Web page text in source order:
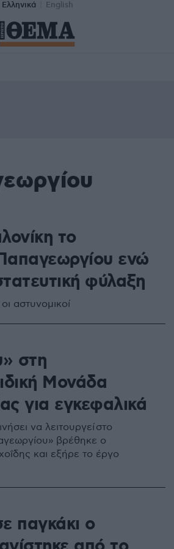
Ελληνικά English
το
ενώ
φύλαξη
αστυνομικοί
στη
Μονάδα
για εγκεφαλικά
να λειτουργεί στο
βρέθηκε ο
και εξήρε το έργο
παγκάκι ο